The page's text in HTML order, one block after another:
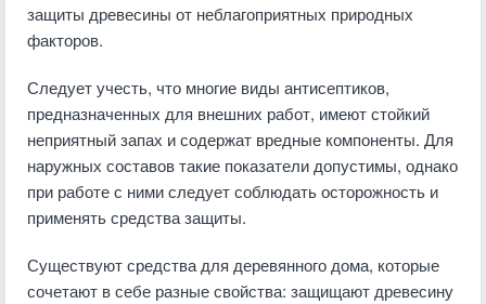
защиты древесины от неблагоприятных природных
факторов.
Следует учесть, что многие виды антисептиков,
предназначенных для внешних работ, имеют стойкий
неприятный запах и содержат вредные компоненты. Для
наружных составов такие показатели допустимы, однако
при работе с ними следует соблюдать осторожность и
применять средства защиты.
Существуют средства для деревянного дома, которые
сочетают в себе разные свойства: защищают древесину